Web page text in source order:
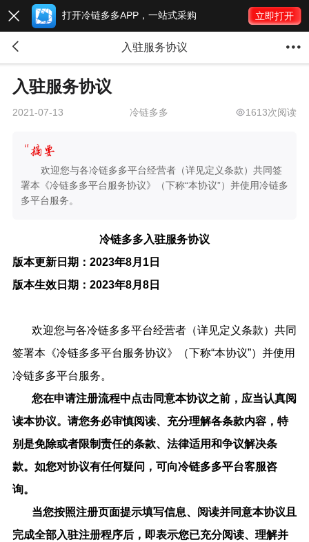
 打开冷链多多APP，一站式采购 立即打开
 入驻服务协议 
入驻服务协议
2021-07-13 冷链多多 1613次阅读
欢迎您与各冷链多多平台经营者（详见定义条款）共同签
署本《冷链多多平台服务协议》（下称“本协议”）并使用冷链多
多平台服务。
冷链多多入驻服务协议
版本更新日期： 2023年8月1日
版本生效日期： 2023年8月8日
欢迎您与各冷链多多平台经营者（详见定义条款）共同
签署本《冷链多多平台服务协议》（下称“本协议”）并使用
冷链多多平台服务。
您在申请注册流程中点击同意本协议之前，应当认真阅
读本协议。请您务必审慎阅读、充分理解各条款内容，特
别是免除或者限制责任的条款、法律适用和争议解决条
款。如您对协议有任何疑问，可向冷链多多平台客服咨
询。
当您按照注册页面提示填写信息、阅读并同意本协议且
完成全部入驻注册程序后，即表示您已充分阅读、理解并